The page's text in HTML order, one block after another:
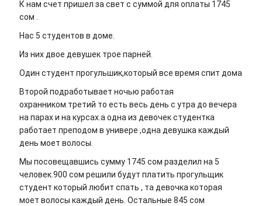
К нам счет пришел за свет с суммой для оплаты 1745
сом .
Нас 5 студентов в доме.
Из них двое девушек трое парней.
Один студент прогульшик,который все время спит дома
Второй подработывает ночью работая
охранником.третий то есть весь день с утра до вечера
на парах и на курсах.а одна из девочек студентка
работает преподом в универе ,одна девушка каждый
день моет волосы.
Мы посовещавшись сумму 1745 сом разделил на 5
человек.900 сом решили будут платить прогульщик
студент который любит спать , та девочка которая
моет волосы каждый день. Остальные 845 сом